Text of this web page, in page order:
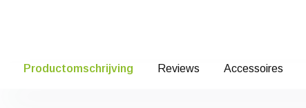
Productomschrijving Reviews Accessoires